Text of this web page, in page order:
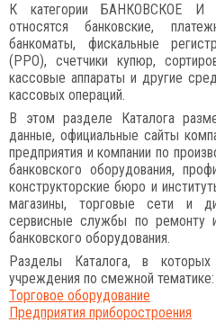
К категории БАНКОВСКОЕ И
относятся банковские,
банкоматы, фискальные
(РРО), счетчики купюр,
кассовые аппараты и другие
кассовых операций.
В этом разделе Каталога
данные, официальные сайты
предприятия и компании по
банковского оборудования,
конструкторские бюро и
магазины, торговые сети и
сервисные службы по ремонту
банковского оборудования.
Разделы Каталога, в
учреждения по смежной тематике:
Торговое оборудование
Предприятия приборостроения